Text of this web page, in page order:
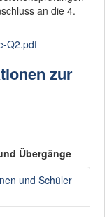
an die 4.
Q2.pdf
zur
Übergänge
und Schüler